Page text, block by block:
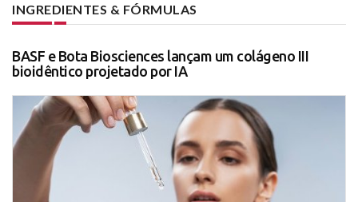
INGREDIENTES & FÓRMULAS
BASF e Bota Biosciences lançam um colágeno III
bioidêntico projetado por IA